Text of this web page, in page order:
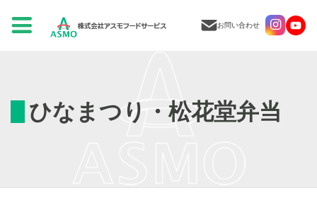
お問い合わせ
ひなまつり・松花堂弁当